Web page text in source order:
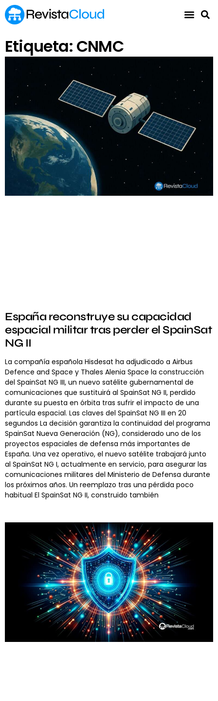
Etiqueta: CNMC
España reconstruye su capacidad
espacial militar tras perder el SpainSat
NG II
La compañía española Hisdesat ha adjudicado a Airbus
Defence and Space y Thales Alenia Space la construcción
del SpainSat NG III, un nuevo satélite gubernamental de
comunicaciones que sustituirá al SpainSat NG II, perdido
durante su puesta en órbita tras sufrir el impacto de una
partícula espacial. Las claves del SpainSat NG III en 20
segundos La decisión garantiza la continuidad del programa
SpainSat Nueva Generación (NG), considerado uno de los
proyectos espaciales de defensa más importantes de
España. Una vez operativo, el nuevo satélite trabajará junto
al SpainSat NG I, actualmente en servicio, para asegurar las
comunicaciones militares del Ministerio de Defensa durante
los próximos años. Un reemplazo tras una pérdida poco
habitual El SpainSat NG II, construido también